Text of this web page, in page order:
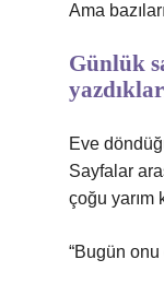
Ama
Günlük
Eve
Sayfalar
çoğu yarım
“Bugün